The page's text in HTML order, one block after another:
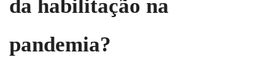
da habilitação na
pandemia?